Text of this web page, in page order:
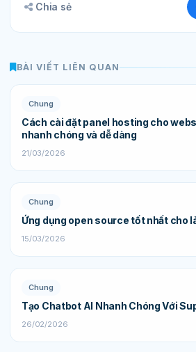
Chia sẻ
BÀI VIẾT LIÊN QUAN
Chung
Cách cài đặt panel hosting cho
nhanh chóng và dễ dàng
21/03/2026
Chung
Ứng dụng open source tốt nhất cho
15/03/2026
Chung
Tạo Chatbot AI Nhanh Chóng Với
26/02/2026